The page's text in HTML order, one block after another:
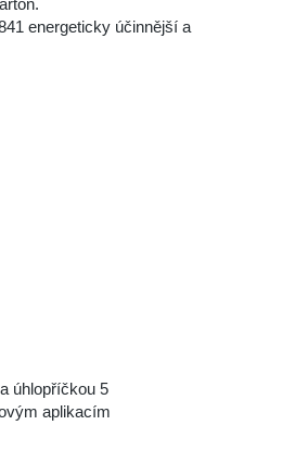
energeticky účinnější a
úhlopříčkou 5
aplikacím